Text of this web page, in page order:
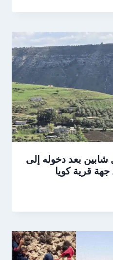
شابين بعد دخوله إلى
قرية كويا